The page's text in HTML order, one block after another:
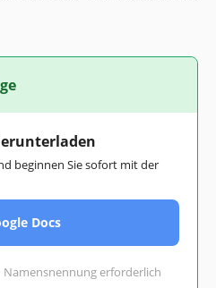
beginnen Sie sofort mit der
Docs
Namensnennung erforderlich